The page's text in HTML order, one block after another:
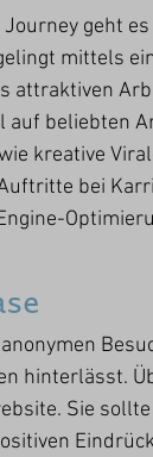
geht
mittels
attraktiven
beliebten
kreative
bei
hinterlässt.
Sie